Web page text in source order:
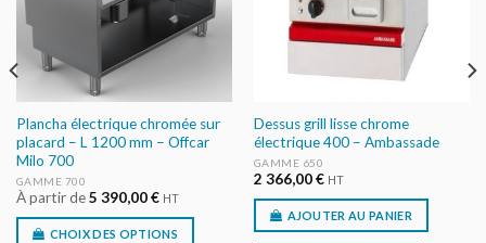
Plancha électrique chromée sur
placard – L 1200 mm – Offcar
Milo 700
GAMME 700
À partir de5 390,00€ HT
CHOIX DES OPTIONS
Dessus grill lisse chrome
électrique 400 – Ambassade
GAMME 650
2 366,00€ HT
AJOUTER AU PANIER